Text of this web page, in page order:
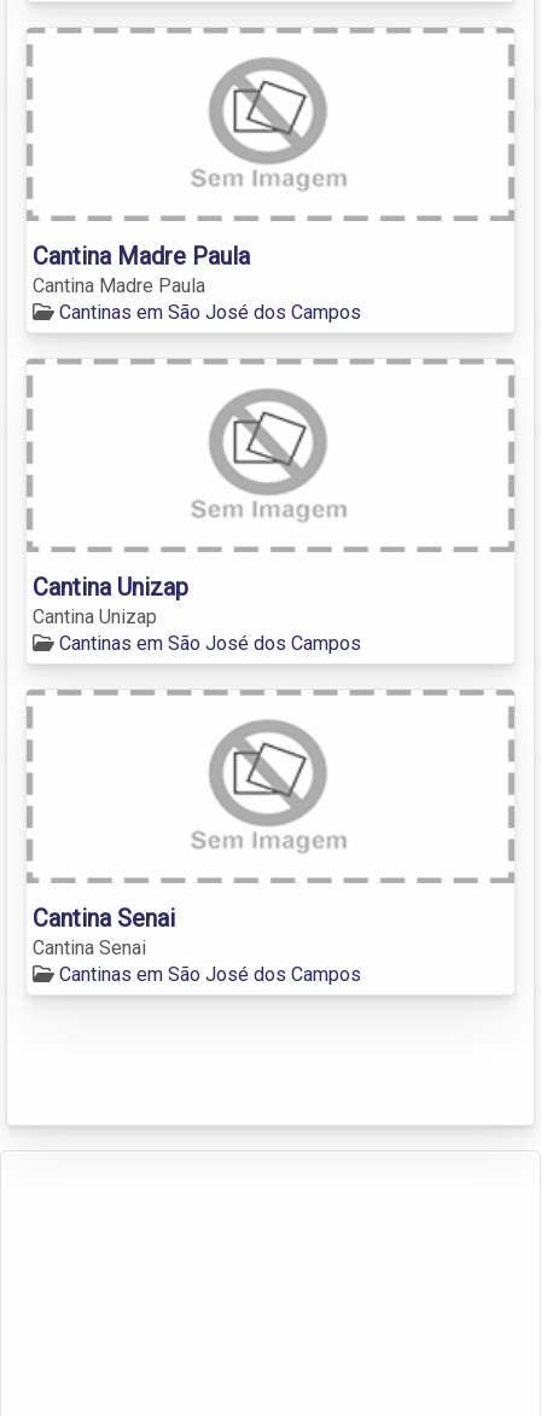
Cantina Madre Paula
Cantina Madre Paula
Cantinas em São José dos Campos
Cantina Unizap
Cantina Unizap
Cantinas em São José dos Campos
Cantina Senai
Cantina Senai
Cantinas em São José dos Campos